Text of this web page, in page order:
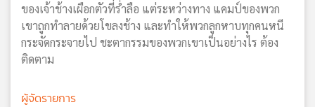
ของเจ้าช้างเผือกตัวที่ร่ำลือ แต่ระหว่างทาง แคมป์ของพวก
เขาถูกทำลายด้วยโขลงช้าง และทำให้พวกลูกหาบทุกคนหนี
กระจัดกระจายไป ชะตากรรมของพวกเขาเป็นอย่างไร ต้อง
ติดตาม
ผู้จัดรายการ